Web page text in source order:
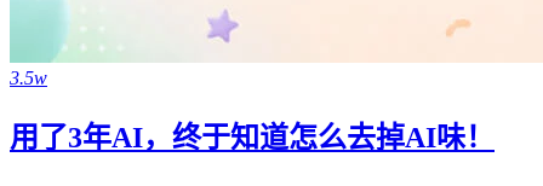
3.5w
用了3年AI，终于知道怎么去掉AI味！